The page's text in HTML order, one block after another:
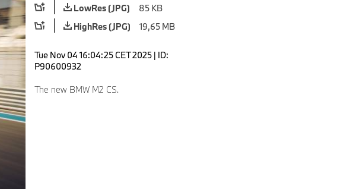
LowRes (JPG)
85 KB
HighRes (JPG)
19,65 MB
Tue Nov 04 16:04:25 CET 2025 | ID:
P90600932
The new BMW M2 CS.